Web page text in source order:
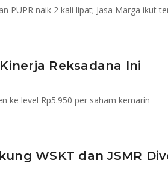
Reksadana Ini
ke level Rp5.950 per saham kemarin
WSKT dan JSMR